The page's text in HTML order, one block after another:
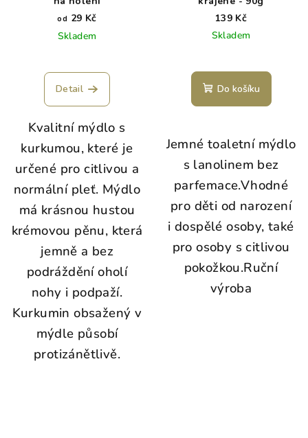
od 29 Kč
Skladem
Detail
Kvalitní mýdlo s
kurkumou, které je
určené pro citlivou a
normální pleť. Mýdlo
má krásnou hustou
krémovou pěnu, která
jemně a bez
podráždění oholí
nohy i podpaží.
Kurkumin obsažený v
mýdle působí
protizánětlivě.
139 Kč
Skladem
Do košíku
Jemné toaletní mýdlo
s lanolinem bez
parfemace.Vhodné
pro děti od narození
i dospělé osoby, také
pro osoby s citlivou
pokožkou.Ruční
výroba